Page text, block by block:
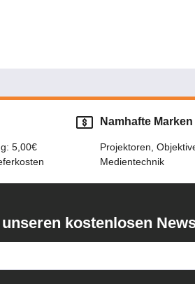
5,00€
Namhafte Marken
Projektoren,
Medientechnik
kostenlosen